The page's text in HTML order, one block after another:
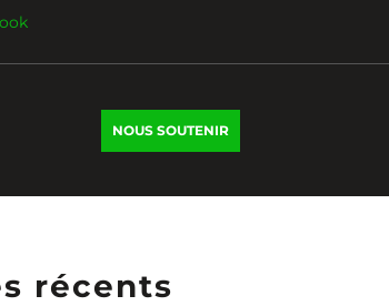
NOUS SOUTENIRDONATE
NOW
récents